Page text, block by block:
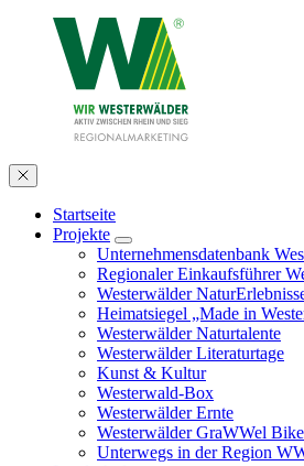
Startseite
Projekte
Unternehmensdatenbank
Regionaler Einkaufsführer
Westerwälder
Heimatsiegel „Made in
Westerwälder Naturtalente
Westerwälder Literaturtage
Kunst & Kultur
Westerwald-Box
Westerwälder Ernte
Westerwälder GraWWel
Unterwegs in der Region